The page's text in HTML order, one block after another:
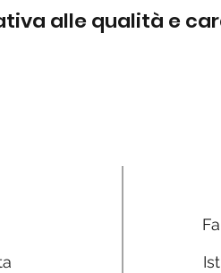
alle qualità e